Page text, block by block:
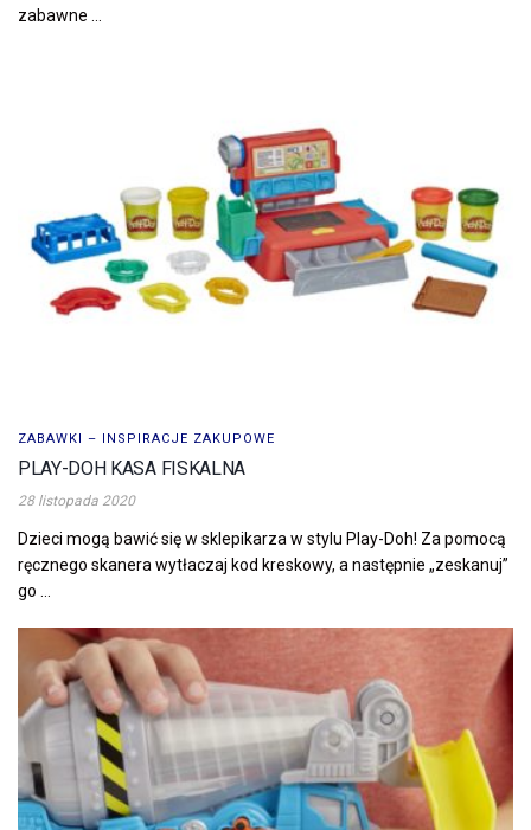
zabawne ...
ZABAWKI – INSPIRACJE ZAKUPOWE
PLAY-DOH KASA FISKALNA
28 listopada 2020
Dzieci mogą bawić się w sklepikarza w stylu Play-Doh! Za pomocą
ręcznego skanera wytłaczaj kod kreskowy, a następnie „zeskanuj”
go ...